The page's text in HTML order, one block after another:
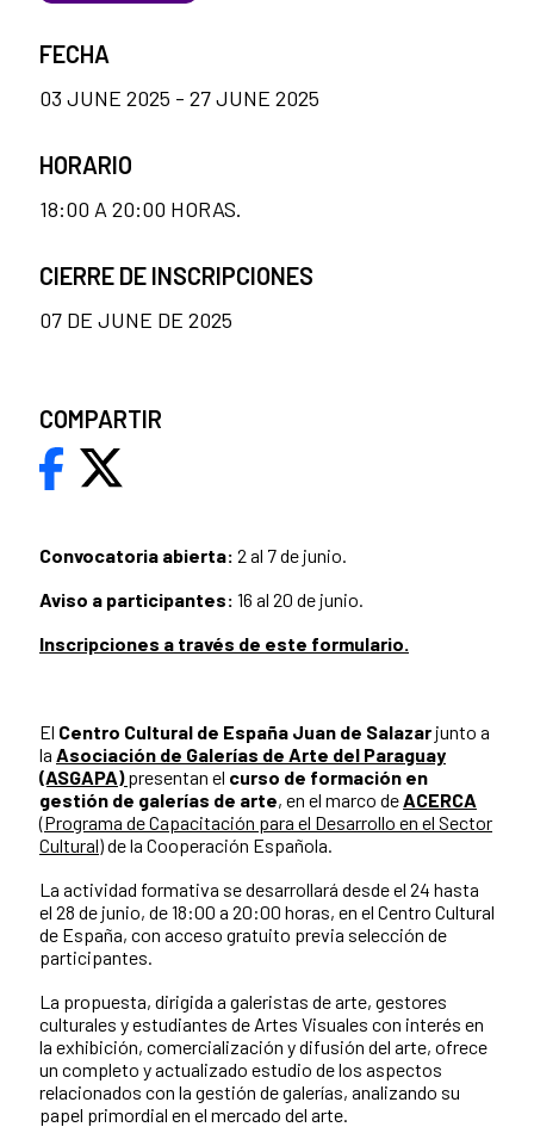
Convocatoria abierta: 2 al 7 de junio.
Aviso a participantes: 16 al 20 de junio.
Inscripciones a través de este formulario.
El Centro Cultural de España Juan de Salazar junto a
la Asociación de Galerías de Arte del Paraguay
(ASGAPA) presentan el curso de formación en
gestión de galerías de arte, en el marco deACERCA
(Programa de Capacitación para el Desarrollo en el Sector
Cultural)de la Cooperación Española.
La actividad formativa se desarrollará desde el 24 hasta
el 28 de junio, de 18:00 a 20:00 horas, en el Centro Cultural
de España, con acceso gratuito previa selección de
participantes.
La propuesta, dirigida a galeristas de arte, gestores
culturales y estudiantes de Artes Visuales con interés en
la exhibición, comercialización y difusión del arte, ofrece
un completo y actualizado estudio de los aspectos
relacionados con la gestión de galerías, analizando su
papel primordial en el mercado del arte.
FECHA
03 JUNE 2025 - 27 JUNE 2025
HORARIO
18:00 A 20:00 HORAS.
CIERRE DE INSCRIPCIONES
07 DE JUNE DE 2025
COMPARTIR